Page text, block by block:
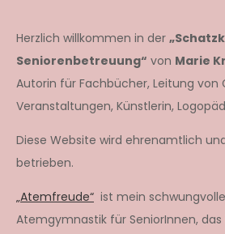
Herzlich willkommen in der
Seniorenbetreuung“ von Marie
Autorin für Fachbücher, Leitung von
Veranstaltungen, Künstlerin,
Diese Website wird ehrenamtlich
betrieben.
„Atemfreude“ ist mein
Atemgymnastik für SeniorInnen,